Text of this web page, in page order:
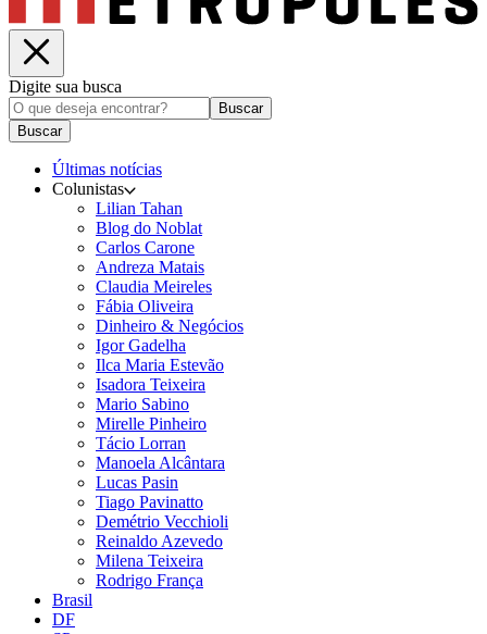
Digite sua busca
Buscar
Buscar
Últimas notícias
Colunistas
Lilian Tahan
Blog do Noblat
Carlos Carone
Andreza Matais
Claudia Meireles
Fábia Oliveira
Dinheiro & Negócios
Igor Gadelha
Ilca Maria Estevão
Isadora Teixeira
Mario Sabino
Mirelle Pinheiro
Tácio Lorran
Manoela Alcântara
Lucas Pasin
Tiago Pavinatto
Demétrio Vecchioli
Reinaldo Azevedo
Milena Teixeira
Rodrigo França
Brasil
DF